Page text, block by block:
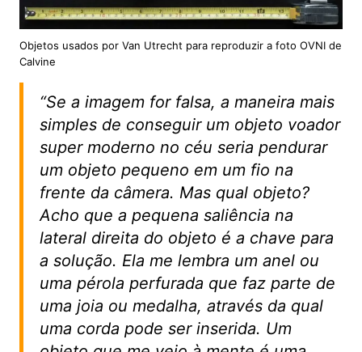
Objetos usados por Van Utrecht para reproduzir a foto OVNI de
Calvine
“Se a imagem for falsa, a maneira mais
simples de conseguir um objeto voador
super moderno no céu seria pendurar
um objeto pequeno em um fio na
frente da câmera. Mas qual objeto?
Acho que a pequena saliência na
lateral direita do objeto é a chave para
a solução. Ela me lembra um anel ou
uma pérola perfurada que faz parte de
uma joia ou medalha, através da qual
uma corda pode ser inserida. Um